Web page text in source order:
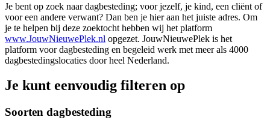
Je bent op zoek naar dagbesteding; voor jezelf, je kind, een cliënt of
voor een andere verwant? Dan ben je hier aan het juiste adres. Om
je te helpen bij deze zoektocht hebben wij het platform
www.JouwNieuwePlek.nl opgezet. JouwNieuwePlek is het
platform voor dagbesteding en begeleid werk met meer als 4000
dagbestedingslocaties door heel Nederland.
Je kunt eenvoudig filteren op
Soorten dagbesteding